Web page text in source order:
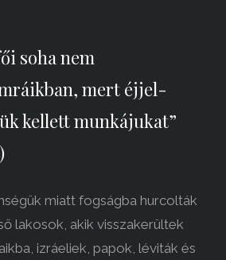
soha nem
mert éjjel-
kellett munkájukat”
miatt fogságba hurcolták
lakosok, akik visszakerültek
izráeliek, papok, léviták és